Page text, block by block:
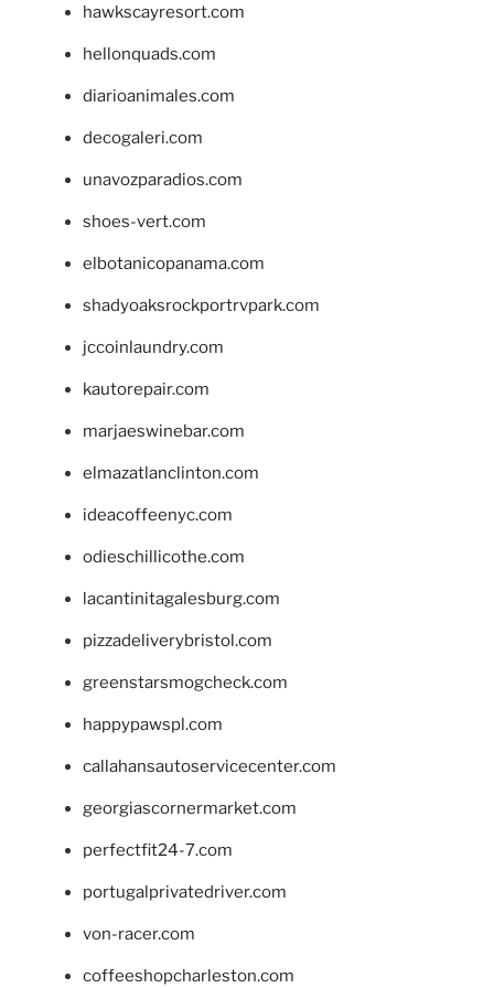
hawkscayresort.com
hellonquads.com
diarioanimales.com
decogaleri.com
unavozparadios.com
shoes-vert.com
elbotanicopanama.com
shadyoaksrockportrvpark.com
jccoinlaundry.com
kautorepair.com
marjaeswinebar.com
elmazatlanclinton.com
ideacoffeenyc.com
odieschillicothe.com
lacantinitagalesburg.com
pizzadeliverybristol.com
greenstarsmogcheck.com
happypawspl.com
callahansautoservicecenter.com
georgiascornermarket.com
perfectfit24-7.com
portugalprivatedriver.com
von-racer.com
coffeeshopcharleston.com